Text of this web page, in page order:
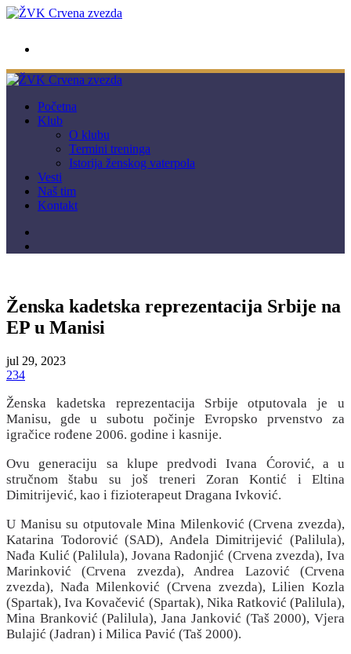
Početna
Klub
O klubu
Termini treninga
Istorija ženskog vaterpola
Vesti
Naš tim
Kontakt
Ženska kadetska reprezentacija Srbije na
EP u Manisi
jul 29, 2023
234
Ženska kadetska reprezentacija Srbije otputovala je u
Manisu, gde u subotu počinje Evropsko prvenstvo za
igračice rođene 2006. godine i kasnije.
Ovu generaciju sa klupe predvodi Ivana Ćorović, a u
stručnom štabu su još treneri Zoran Kontić i Eltina
Dimitrijević, kao i fizioterapeut Dragana Ivković.
U Manisu su otputovale Mina Milenković (Crvena zvezda),
Katarina Todorović (SAD), Anđela Dimitrijević (Palilula),
Nađa Kulić (Palilula), Jovana Radonjić (Crvena zvezda), Iva
Marinković (Crvena zvezda), Andrea Lazović (Crvena
zvezda), Nađa Milenković (Crvena zvezda), Lilien Kozla
(Spartak), Iva Kovačević (Spartak), Nika Ratković (Palilula),
Mina Branković (Palilula), Jana Janković (Taš 2000), Vjera
Bulajić (Jadran) i Milica Pavić (Taš 2000).